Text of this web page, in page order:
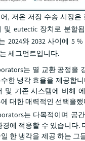
, 저온 저장 수송 시장은
및 eutectic 장치로 분할
2024와 2032 사이에 5 %
세그먼트입니다.
는 열 교환 공정을
한 냉각 효율을 제공합
및 기존 시스템에 비해
대한 매력적인 선택을했
는 다목적이며 공
경에 적응할 수 있습니다.
한 냉각을 제공 하는 그